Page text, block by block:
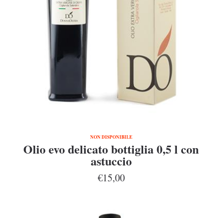
NON DISPONIBILE
Olio evo delicato bottiglia 0,5 l con
astuccio
€15,00